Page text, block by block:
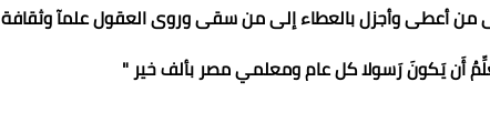
أعطى وأجزل بالعطاء إلى من سقى وروى العقول علمآ وثقافة
أَن يَكونَ رَسولا كل عام ومعلمي مصر بألف خير "